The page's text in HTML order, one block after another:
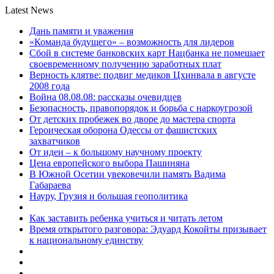
Latest News
Дань памяти и уважения
«Команда будущего» – возможность для лидеров
Сбой в системе банковских карт Нацбанка не помешает
своевременному получению заработных плат
Верность клятве: подвиг медиков Цхинвала в августе
2008 года
Война 08.08.08: рассказы очевидцев
Безопасность, правопорядок и борьба с наркоугрозой
От детских пробежек во дворе до мастера спорта
Героическая оборона Одессы от фашистских
захватчиков
От идеи – к большому научному проекту
Цена европейского выбора Пашиняна
В Южной Осетии увековечили память Вадима
Габараева
Науру, Грузия и большая геополитика
Как заставить ребенка учиться и читать летом
Время открытого разговора: Эдуард Кокойты призывает
к национальному единству